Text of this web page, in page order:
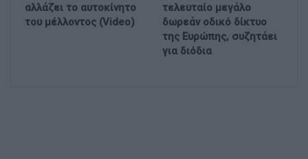
αλλάζει το αυτοκίνητο
του μέλλοντος (Video)
τελευταίο μεγάλο
δωρεάν οδικό δίκτυο
της Ευρώπης, συζητάει
για διόδια